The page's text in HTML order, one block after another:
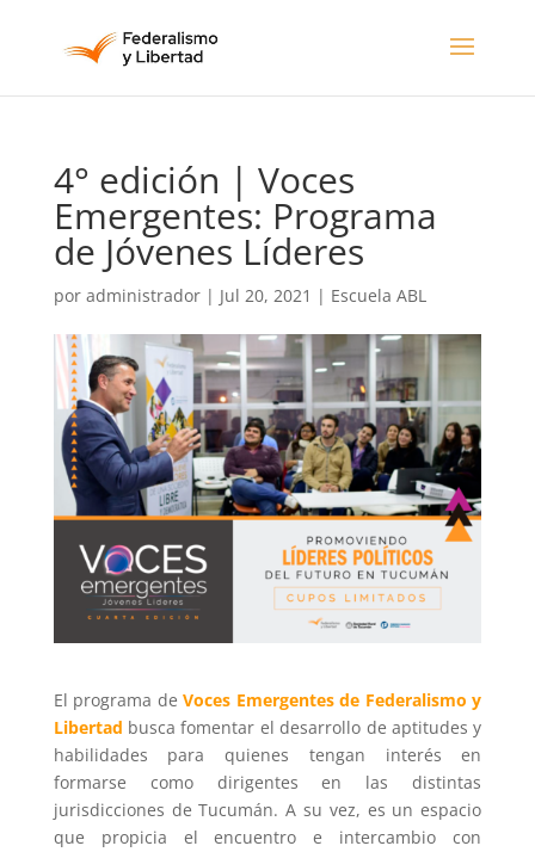
4° edición | Voces
Emergentes: Programa
de Jóvenes Líderes
por administrador| Jul 20, 2021 | Escuela ABL
El programa deVoces Emergentes de Federalismo y
Libertad busca fomentar el desarrollo de aptitudes y
habilidades para quienes tengan interés en
formarse como dirigentes en las distintas
jurisdicciones de Tucumán. A su vez, es un espacio
que propicia el encuentro e intercambio con